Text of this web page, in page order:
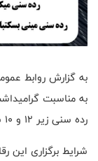
به گزارش روابط
رده سنی زیر ۱۲ و ۱۰ سال و زیر ۱۰ سال، برگزار خواهد کرد.
شرایط برگزاری این